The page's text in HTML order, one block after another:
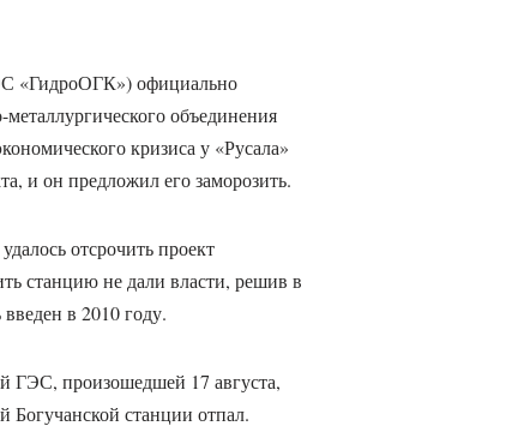
«ГидроОГК») официально
объединения
кризиса у «Русала»
и он предложил его заморозить.
отсрочить проект
станцию не дали власти, решив в
в 2010 году.
ГЭС, произошедшей 17 августа,
Богучанской станции отпал.